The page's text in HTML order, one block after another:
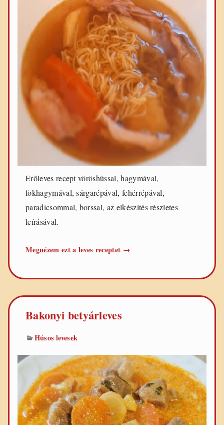
Erőleves recept vöröshússal, hagymával,
fokhagymával, sárgarépával, fehérrépával,
paradicsommal, borssal, az elkészítés részletes
leírásával.
Megnézem ezt a leves receptet Erőleves
→
Bakonyi betyárleves
Húsos levesek